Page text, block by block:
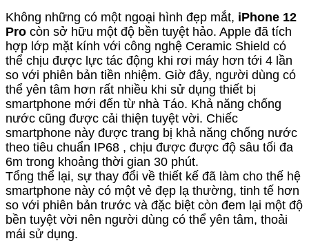
Không những có một ngoại hình đẹp mắt, iPhone 12
Pro còn sở hữu một độ bền tuyệt hảo. Apple đã tích
hợp lớp mặt kính với công nghệ Ceramic Shield có
thể chịu được lực tác động khi rơi máy hơn tới 4 lần
so với phiên bản tiền nhiệm. Giờ đây, người dùng có
thể yên tâm hơn rất nhiều khi sử dụng thiết bị
smartphone mới đến từ nhà Táo. Khả năng chống
nước cũng được cải thiện tuyệt vời. Chiếc
smartphone này được trang bị khả năng chống nước
theo tiêu chuẩn IP68 , chịu được được độ sâu tối đa
6m trong khoảng thời gian 30 phút.
Tổng thể lại, sự thay đổi về thiết kế đã làm cho thế hệ
smartphone này có một vẻ đẹp lạ thường, tinh tế hơn
so với phiên bản trước và đặc biệt còn đem lại một độ
bền tuyệt vời nên người dùng có thể yên tâm, thoải
mái sử dụng.